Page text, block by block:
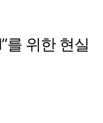
를 위한 현실